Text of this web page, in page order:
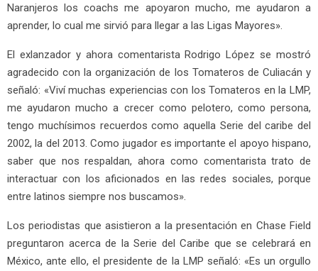
Naranjeros los coachs me apoyaron mucho, me ayudaron a
aprender, lo cual me sirvió para llegar a las Ligas Mayores».
El exlanzador y ahora comentarista Rodrigo López se mostró
agradecido con la organización de los Tomateros de Culiacán y
señaló: «Viví muchas experiencias con los Tomateros en la LMP,
me ayudaron mucho a crecer como pelotero, como persona,
tengo muchísimos recuerdos como aquella Serie del caribe del
2002, la del 2013. Como jugador es importante el apoyo hispano,
saber que nos respaldan, ahora como comentarista trato de
interactuar con los aficionados en las redes sociales, porque
entre latinos siempre nos buscamos».
Los periodistas que asistieron a la presentación en Chase Field
preguntaron acerca de la Serie del Caribe que se celebrará en
México, ante ello, el presidente de la LMP señaló: «Es un orgullo